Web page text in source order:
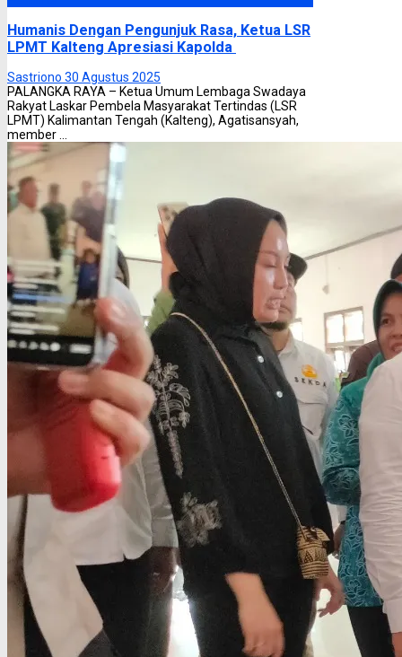
Humanis Dengan Pengunjuk Rasa, Ketua LSR
LPMT Kalteng Apresiasi Kapolda
Sastriono 30 Agustus 2025
PALANGKA RAYA – Ketua Umum Lembaga Swadaya
Rakyat Laskar Pembela Masyarakat Tertindas (LSR
LPMT) Kalimantan Tengah (Kalteng), Agatisansyah,
member ...